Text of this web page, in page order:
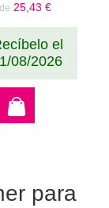
25,43 €
el
08/2026
para